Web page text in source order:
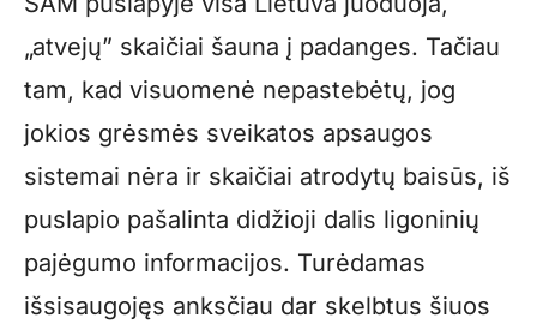
„atvejų” skaičiai šauna į padanges. Tačiau
tam, kad visuomenė nepastebėtų, jog
jokios grėsmės sveikatos apsaugos
sistemai nėra ir skaičiai atrodytų baisūs, iš
puslapio pašalinta didžioji dalis ligoninių
pajėgumo informacijos. Turėdamas
išsisaugojęs anksčiau dar skelbtus šiuos